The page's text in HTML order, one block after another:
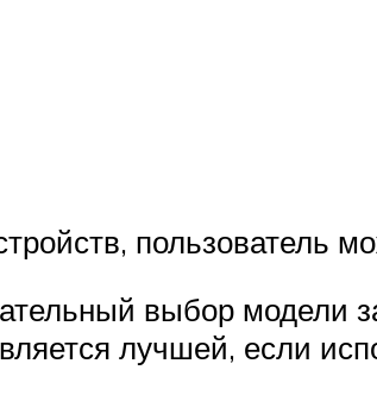
пользователь
выбор модели
лучшей, если